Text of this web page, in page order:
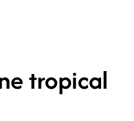
tropical